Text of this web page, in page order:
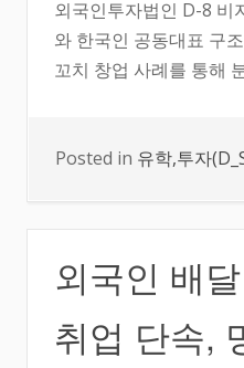
외국인투자법인 D-8 비
와 한국인 공동대표 구
꼬치 창업 사례를 통해
Posted in 유학,투자
외국인 배
취업 단속,